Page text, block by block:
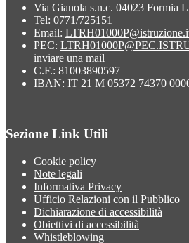
Via Gianola s.n.c. 04023 Formia
Tel: 0771/725151
Email:
PEC:
inviare una mail
C.F.: 81003890597
IBAN: IT 21 M 05372 74370
Sezione Link Utili
Cookie policy
Note legali
Informativa Privacy
Ufficio Relazioni con il Pubblico
Dichiarazione di accessibilità
Obiettivi di accessibilità
Whistleblowing